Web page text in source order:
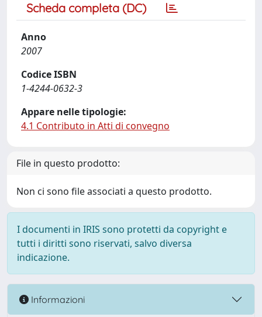
Scheda completa (DC)
Anno
2007
Codice ISBN
1-4244-0632-3
Appare nelle tipologie:
4.1 Contributo in Atti di convegno
File in questo prodotto:
Non ci sono file associati a questo prodotto.
I documenti in IRIS sono protetti da copyright e
tutti i diritti sono riservati, salvo diversa
indicazione.
Informazioni